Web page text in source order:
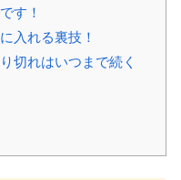
す！
入れる裏技！
切れはいつまで続く